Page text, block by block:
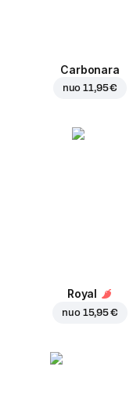
Carbonara
nuo11,95 €
Royal
nuo 15,95 €